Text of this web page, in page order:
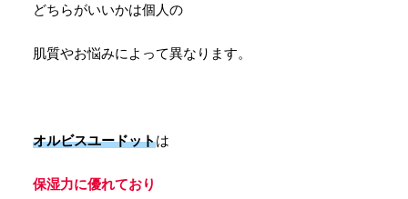
どちらがいいかは個人の
肌質やお悩みによって異なります。
オルビスユードットは
保湿力に優れており